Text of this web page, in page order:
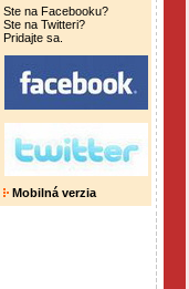
Ste na Facebooku?
Ste na Twitteri?
Pridajte sa.
Mobilná verzia